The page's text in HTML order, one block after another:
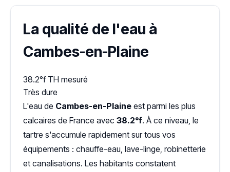
La qualité de l'eau à
Cambes-en-Plaine
38.2°f TH mesuré
Très dure
L'eau de Cambes-en-Plaine est parmi les plus
calcaires de France avec 38.2°f. À ce niveau, le
tartre s'accumule rapidement sur tous vos
équipements : chauffe-eau, lave-linge, robinetterie
et canalisations. Les habitants constatent